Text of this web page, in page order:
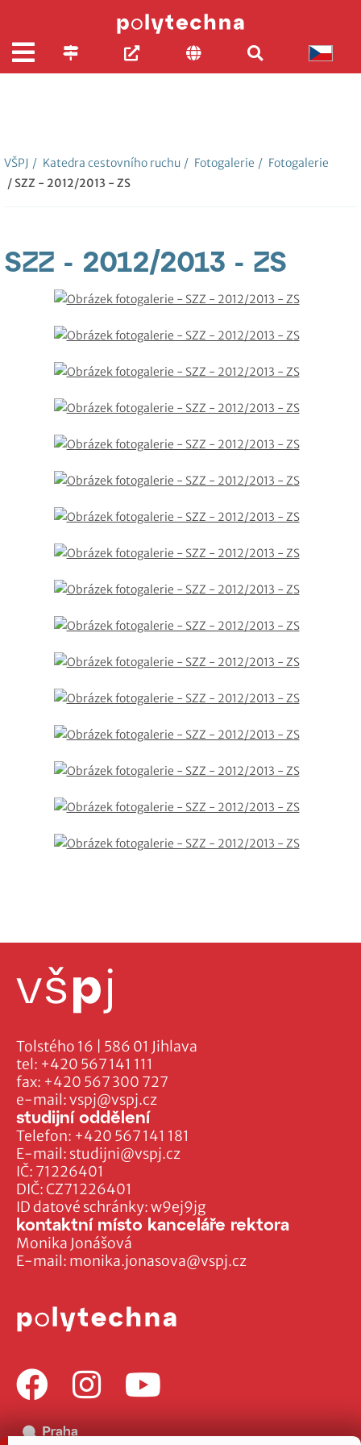
VŠPJ / Katedra cestovního ruchu / Fotogalerie / Fotogalerie
/ SZZ - 2012/2013 - ZS
SZZ - 2012/2013 - ZS
Tolstého 16 | 586 01 Jihlava
tel: +420 567 141 111
fax: +420 567 300 727
e-mail:vspj@vspj.cz
IČ: 71226401
DIČ: CZ71226401
ID datové schránky: w9ej9jg
studijní oddělení
Telefon: +420 567 141 181
E-mail: studijni@vspj.cz
kontaktní místo kanceláře rektora
Monika Jonášová
E-mail: monika.jonasova@vspj.cz